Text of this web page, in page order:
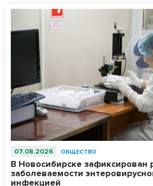
07.08.2026 ОБЩЕСТВО
В Новосибирске зафиксирован
заболеваемости
инфекцией